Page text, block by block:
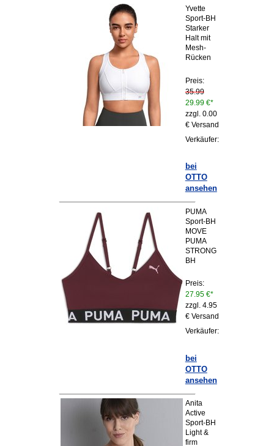
Yvette
Sport-BH
Starker
Halt mit
Mesh-
Rücken
Preis:
35.99
29.99 €*
zzgl. 0.00
€ Versand
Verkäufer:
bei
OTTO
ansehen
PUMA
Sport-BH
MOVE
PUMA
STRONG
BH
Preis:
27.95 €*
zzgl. 4.95
€ Versand
Verkäufer:
bei
OTTO
ansehen
Anita
Active
Sport-BH
Light &
firm